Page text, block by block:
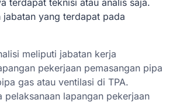
terdapat teknisi atau analis saja.
jabatan yang terdapat pada
meliputi jabatan kerja
pekerjaan pemasangan pipa
gas atau ventilasi di TPA.
pelaksanaan lapangan pekerjaan